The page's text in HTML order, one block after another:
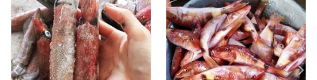
Làm đẹp da